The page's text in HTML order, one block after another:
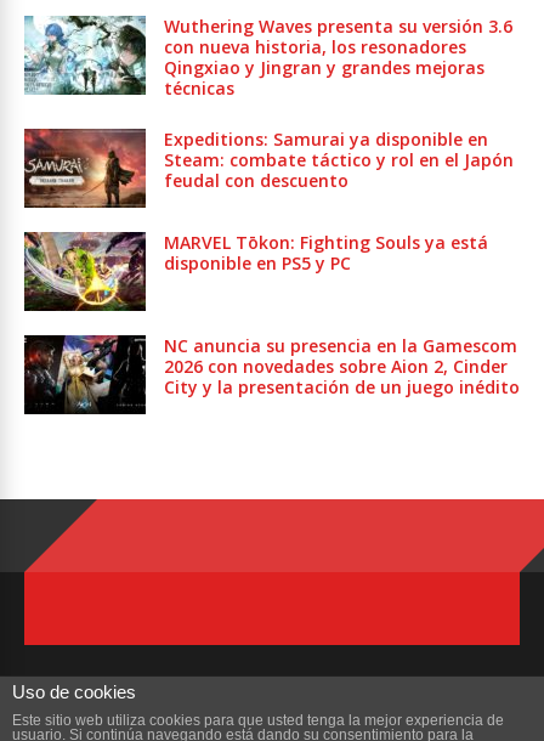
Wuthering Waves presenta su versión 3.6
con nueva historia, los resonadores
Qingxiao y Jingran y grandes mejoras
técnicas
Expeditions: Samurai ya disponible en
Steam: combate táctico y rol en el Japón
feudal con descuento
MARVEL Tōkon: Fighting Souls ya está
disponible en PS5 y PC
NC anuncia su presencia en la Gamescom
2026 con novedades sobre Aion 2, Cinder
City y la presentación de un juego inédito
Uso de cookies
Este sitio web utiliza cookies para que usted tenga la mejor experiencia de
usuario. Si continúa navegando está dando su consentimiento para la